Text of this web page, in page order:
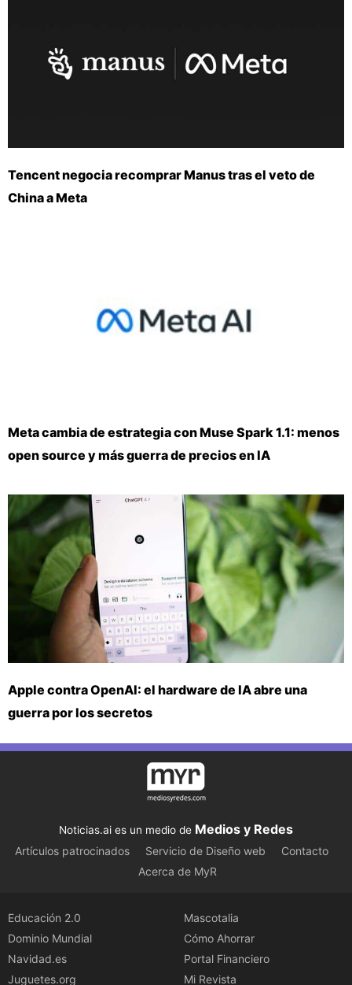
Tencent negocia recomprar Manus tras el veto de
China a Meta
Meta cambia de estrategia con Muse Spark 1.1: menos
open source y más guerra de precios en IA
Apple contra OpenAI: el hardware de IA abre una
guerra por los secretos
Noticias.ai es un medio de Medios y Redes
Artículos patrocinados Servicio de Diseño web
Contacto
Acerca de MyR
Educación 2.0
Dominio Mundial
Navidad.es
Juguetes.org
Mascotalia
Cómo Ahorrar
Portal Financiero
Mi Revista